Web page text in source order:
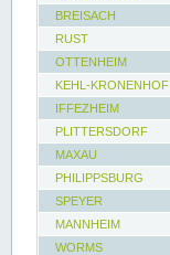
BREISACH
RUST
OTTENHEIM
KEHL-KRONENHOF
IFFEZHEIM
PLITTERSDORF
MAXAU
PHILIPPSBURG
SPEYER
MANNHEIM
WORMS